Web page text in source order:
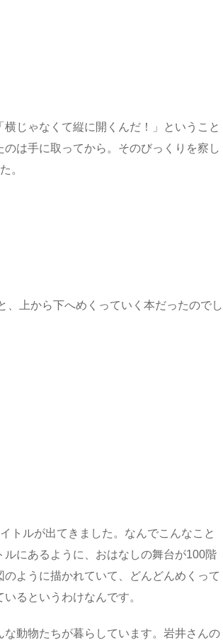
じゃなくて縦に開くんだ！」ということ
は手に取ってから。そのびっくりを察し
。
、上から下へめくっていく本だったのでし
トルが出てきました。なんでこんなこと
にあるように、おはなしの舞台が100階
ように描かれていて、どんどんめくって
るというわけなんです。
動物たちが暮らしています。岩井さんの